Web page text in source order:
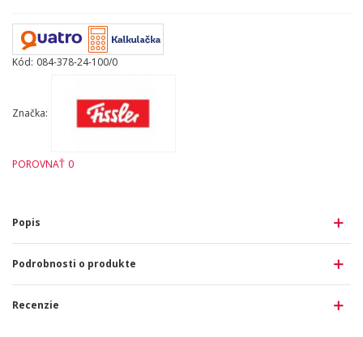
Kód: 084-378-24-100/0
Značka:
POROVNAŤ 0
Popis
Podrobnosti o produkte
Recenzie